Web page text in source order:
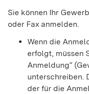
Sie können Ihr
oder Fax anmelden.
Wenn die
erfolgt, müssen
Anmeldung“
unterschreiben.
der für die